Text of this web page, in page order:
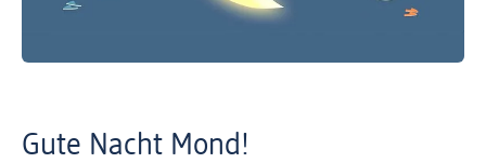
Gute Nacht Mond!